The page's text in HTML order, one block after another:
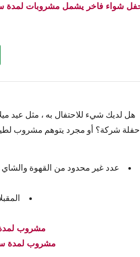
هل لديك شيء للاحتفال به ، مثل عيد
حفلة شركة؟ أو مجرد يتوهم مشروب
عدد غير محدود من القهوة والشاي
مشروب لمدة ساعة:
مشروب لمدة ساعتين: